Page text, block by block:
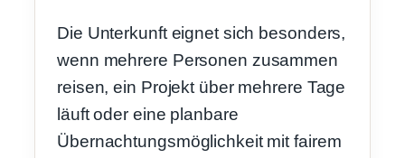
Die Unterkunft eignet sich besonders,
wenn mehrere Personen zusammen
reisen, ein Projekt über mehrere Tage
läuft oder eine planbare
Übernachtungsmöglichkeit mit fairem